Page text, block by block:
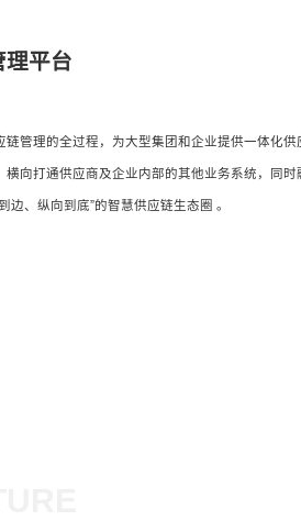
理平台
链管理的全过程，为大型集团和企业提供一体化
横向打通供应商及企业内部的其他业务系统，同
边、纵向到底”的智慧供应链生态圈 。